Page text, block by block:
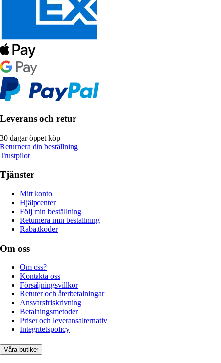
Leverans och retur
30 dagar öppet köp
Returnera din beställning
Trustpilot
Tjänster
Mitt konto
Hjälpcenter
Följ min beställning
Returnera min beställning
Rabattkoder
Om oss
Om oss?
Kontakta oss
Försäljningsvillkor
Returer och återbetalningar
Ansvarsfriskrivning
Betalningsmetoder
Priser och leveransalternativ
Integritetspolicy
Våra butiker